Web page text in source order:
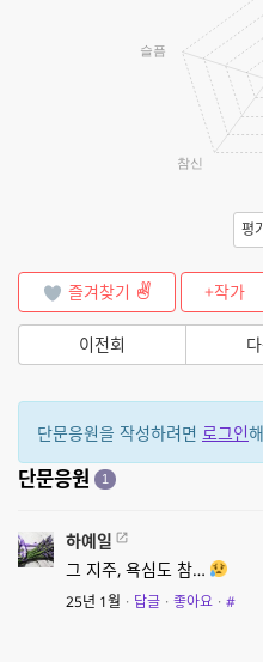
참신
슬픔
평
즐겨찾기 +작가
이전회
단문응원을 작성하려면 로그인
단문응원 1
하예일
그 지주, 욕심도 참…
25년 1월 · 답글 · 좋아요 · #